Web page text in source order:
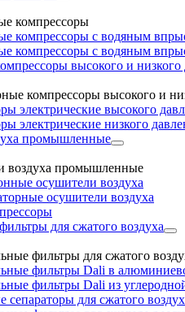
компрессоры
компрессоры с водяным
компрессоры с водяным
высокого и низкого
компрессоры высокого и
электрические высокого
электрические низкого
промышленные
воздуха промышленные
осушители воздуха
осушители воздуха
для сжатого воздуха
фильтры для сжатого
фильтры Dali в
фильтры Dali из
для сжатого